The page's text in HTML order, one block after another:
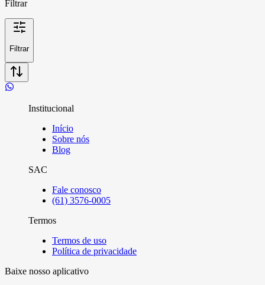
Filtrar
Filtrar
Institucional
Início
Sobre nós
Blog
SAC
Fale conosco
(61) 3576-0005
Termos
Termos de uso
Política de privacidade
Baixe nosso aplicativo